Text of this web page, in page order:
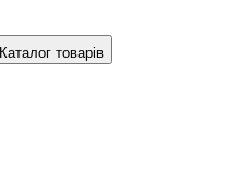
Каталог товарів